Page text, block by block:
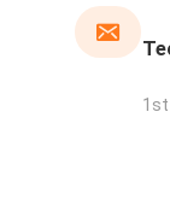
1st